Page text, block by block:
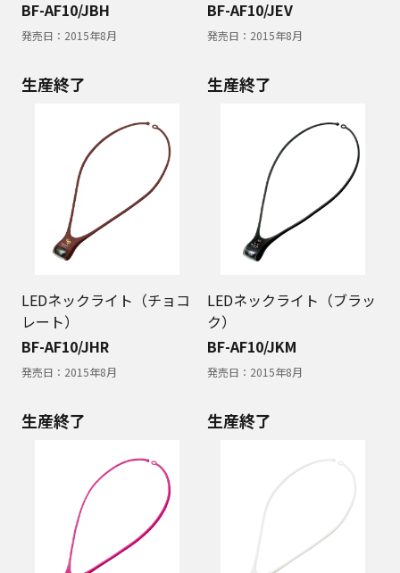
BF-AF10/JBH
発売日： 2015年8月
BF-AF10/JEV
発売日： 2015年8月
生産終了
LEDネックライト（チョコ
レート）
BF-AF10/JHR
発売日： 2015年8月
生産終了
LEDネックライト（ブラッ
ク）
BF-AF10/JKM
発売日： 2015年8月
生産終了 生産終了